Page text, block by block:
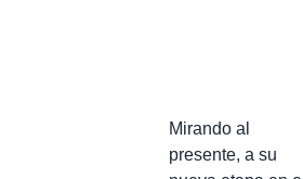
Mirando al
presente, a su